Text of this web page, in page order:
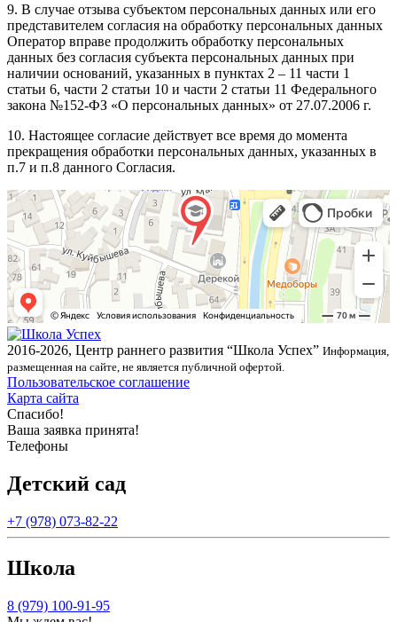
9. В случае отзыва субъектом персональных данных или его
представителем согласия на обработку персональных данных
Оператор вправе продолжить обработку персональных
данных без согласия субъекта персональных данных при
наличии оснований, указанных в пунктах 2 – 11 части 1
статьи 6, части 2 статьи 10 и части 2 статьи 11 Федерального
закона №152-ФЗ «О персональных данных» от 27.07.2006 г.
10. Настоящее согласие действует все время до момента
прекращения обработки персональных данных, указанных в
п.7 и п.8 данного Согласия.
2016-2026, Центр раннего развития “Школа Успех” Информация,
размещенная на сайте, не является публичной офертой.
Пользовательское соглашение
Карта сайта
Спасибо!
Ваша заявка принята!
Телефоны
Детский сад
+7 (978) 073-82-22
Школа
8 (979) 100-91-95